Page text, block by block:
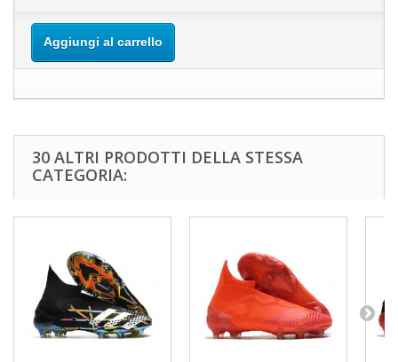
Aggiungi al carrello
30 ALTRI PRODOTTI DELLA STESSA
CATEGORIA: